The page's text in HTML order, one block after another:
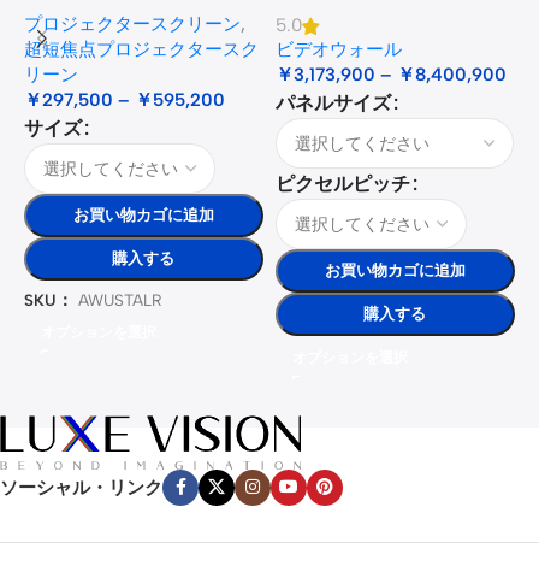
プロジェクタースクリーン,
超短焦点プロジェクタースク
リーン
￥297,500 – ￥595,200
サイズ
お買い物カゴに追加
購入する
SKU： AWUSTALR
5.0
ビデオウォール
￥3,173,900 – ￥8,400,900
パネルサイズ
ピクセルピッチ
お買い物カゴに追加
購入する
ソーシャル・リンク